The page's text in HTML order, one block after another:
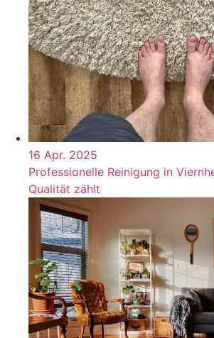
16 Apr. 2025
Professionelle Reinigung in
Qualität zählt